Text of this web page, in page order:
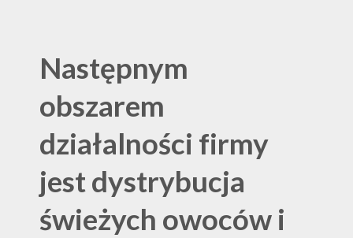
Następnym
obszarem
działalności firmy
jest dystrybucja
świeżych owoców i